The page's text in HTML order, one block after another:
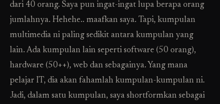
dari 40 orang. Saya pun ingat-ingat lupa berapa orang
jumlahnya. Hehehe.. maafkan saya. Tapi, kumpulan
multimedia ni paling sedikit antara kumpulan yang
lain. Ada kumpulan lain seperti software (50 orang),
hardware (50++), web dan sebagainya. Yang mana
pelajar IT, dia akan fahamlah kumpulan-kumpulan ni.
Jadi, dalam satu kumpulan, saya shortformkan sebagai